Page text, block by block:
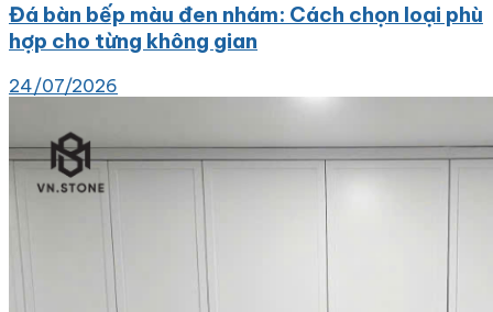
Đá bàn bếp màu đen nhám: Cách chọn loại phù
hợp cho từng không gian
24/07/2026